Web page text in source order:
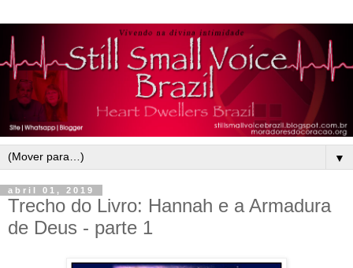
▼
abril 01, 2019
Trecho do Livro: Hannah e a Armadura
de Deus - parte 1